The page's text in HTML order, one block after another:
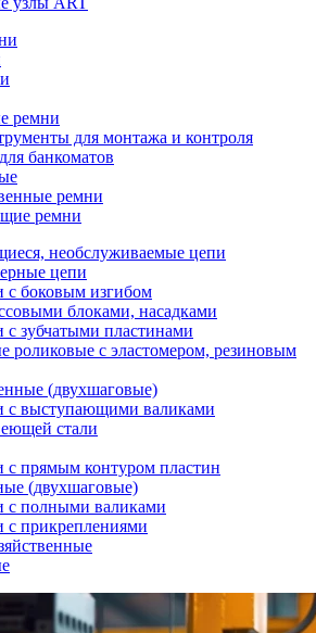
ремни
для монтажа и контроля
банкоматов
ремни
ремни
необслуживаемые цепи
цепи
с боковым изгибом
блоками, насадками
с зубчатыми пластинами
роликовые с эластомером, резиновым
(двухшаговые)
с выступающими валиками
стали
с прямым контуром пластин
(двухшаговые)
с полными валиками
с прикреплениями